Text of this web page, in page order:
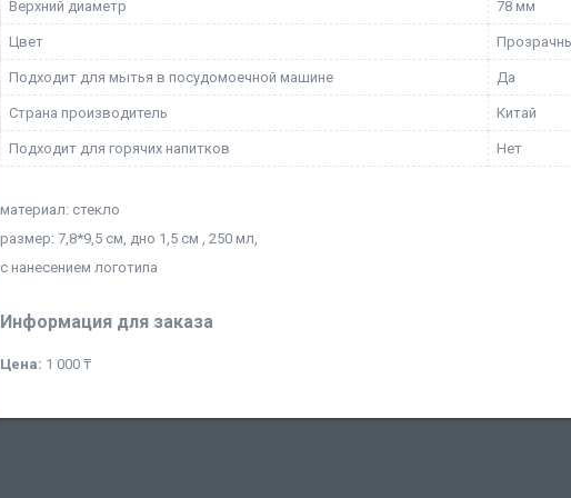
Верхний диаметр 78 мм
Цвет
Подходит для мытья в посудомоечной машине Да
Страна производитель Китай
Подходит для горячих напитков Нет
материал: стекло
размер: 7,8*9,5 см, дно 1,5 см , 250 мл,
с нанесением логотипа
Информация для заказа
Цена: 1 000 ₸